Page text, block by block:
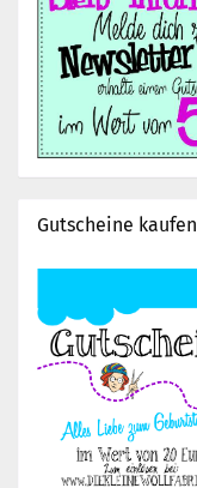
Gutscheine kaufen